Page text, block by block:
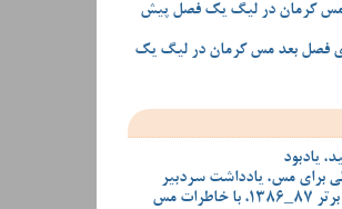
مس کرمان در لیگ یک فصل پیش
فصل بعد مس کرمان در لیگ یک
یادبود
برای مس، یادداشت سردبیر
مس